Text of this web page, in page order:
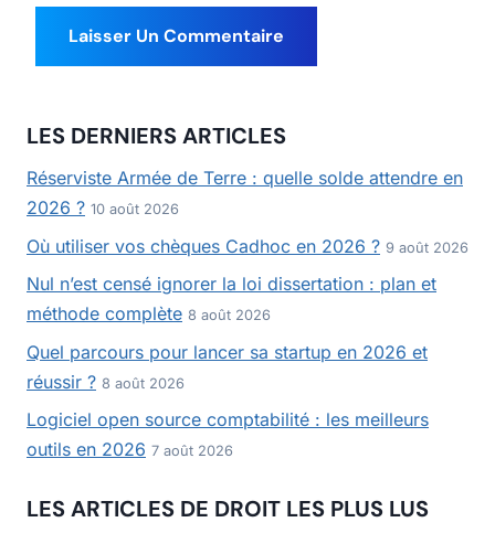
LES DERNIERS ARTICLES
Réserviste Armée de Terre : quelle solde attendre en
2026 ? 10 août 2026
Où utiliser vos chèques Cadhoc en 2026 ? 9 août 2026
Nul n’est censé ignorer la loi dissertation : plan et
méthode complète 8 août 2026
Quel parcours pour lancer sa startup en 2026 et
réussir ? 8 août 2026
Logiciel open source comptabilité : les meilleurs
outils en 2026 7 août 2026
LES ARTICLES DE DROIT LES PLUS LUS